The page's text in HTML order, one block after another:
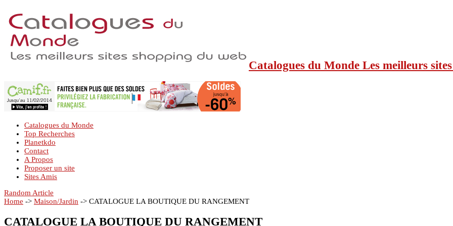
Catalogues du Monde Les meilleurs
Catalogues du Monde
Top Recherches
Planetkdo
Contact
A Propos
Proposer un site
Sites Amis
Random Article
Home -> Maison/Jardin -> CATALOGUE LA BOUTIQUE DU RANGEMENT
CATALOGUE LA BOUTIQUE DU RANGEMENT